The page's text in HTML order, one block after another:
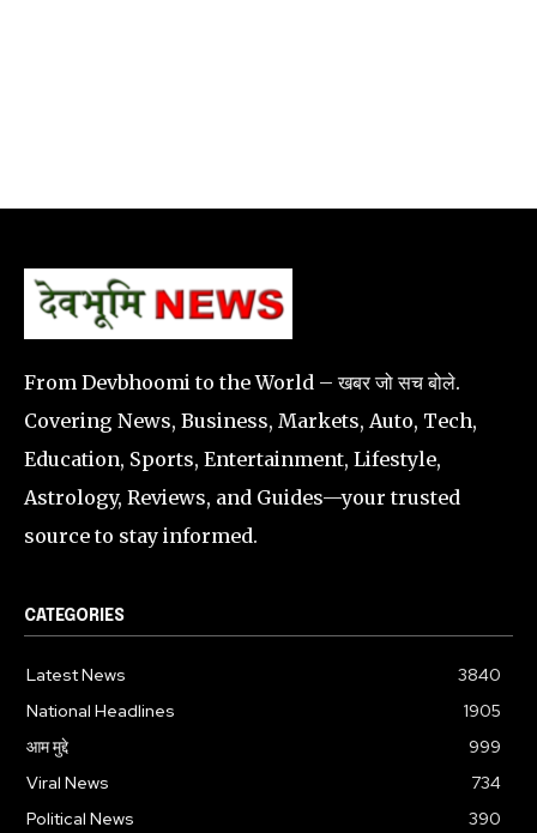
From Devbhoomi to the World – खबर जो सच बोले.
Covering News, Business, Markets, Auto, Tech,
Education, Sports, Entertainment, Lifestyle,
Astrology, Reviews, and Guides—your trusted
source to stay informed.
CATEGORIES
Latest News
3840
National Headlines
1905
आम मुद्दे
999
Viral News
734
Political News
390